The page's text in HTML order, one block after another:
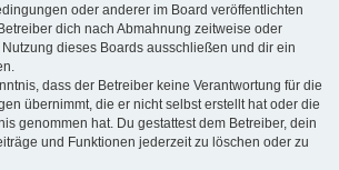
oder anderer im Board veröffentlichten
dich nach Abmahnung zeitweise oder
dieses Boards ausschließen und dir ein
dass der Betreiber keine Verantwortung für die
übernimmt, die er nicht selbst erstellt hat oder die
genommen hat. Du gestattest dem Betreiber, dein
und Funktionen jederzeit zu löschen oder zu